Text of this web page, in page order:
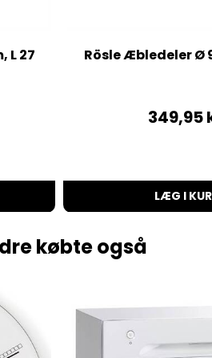
L 27
Rösle Æbledeler Ø
349,95
LÆG I
købte også